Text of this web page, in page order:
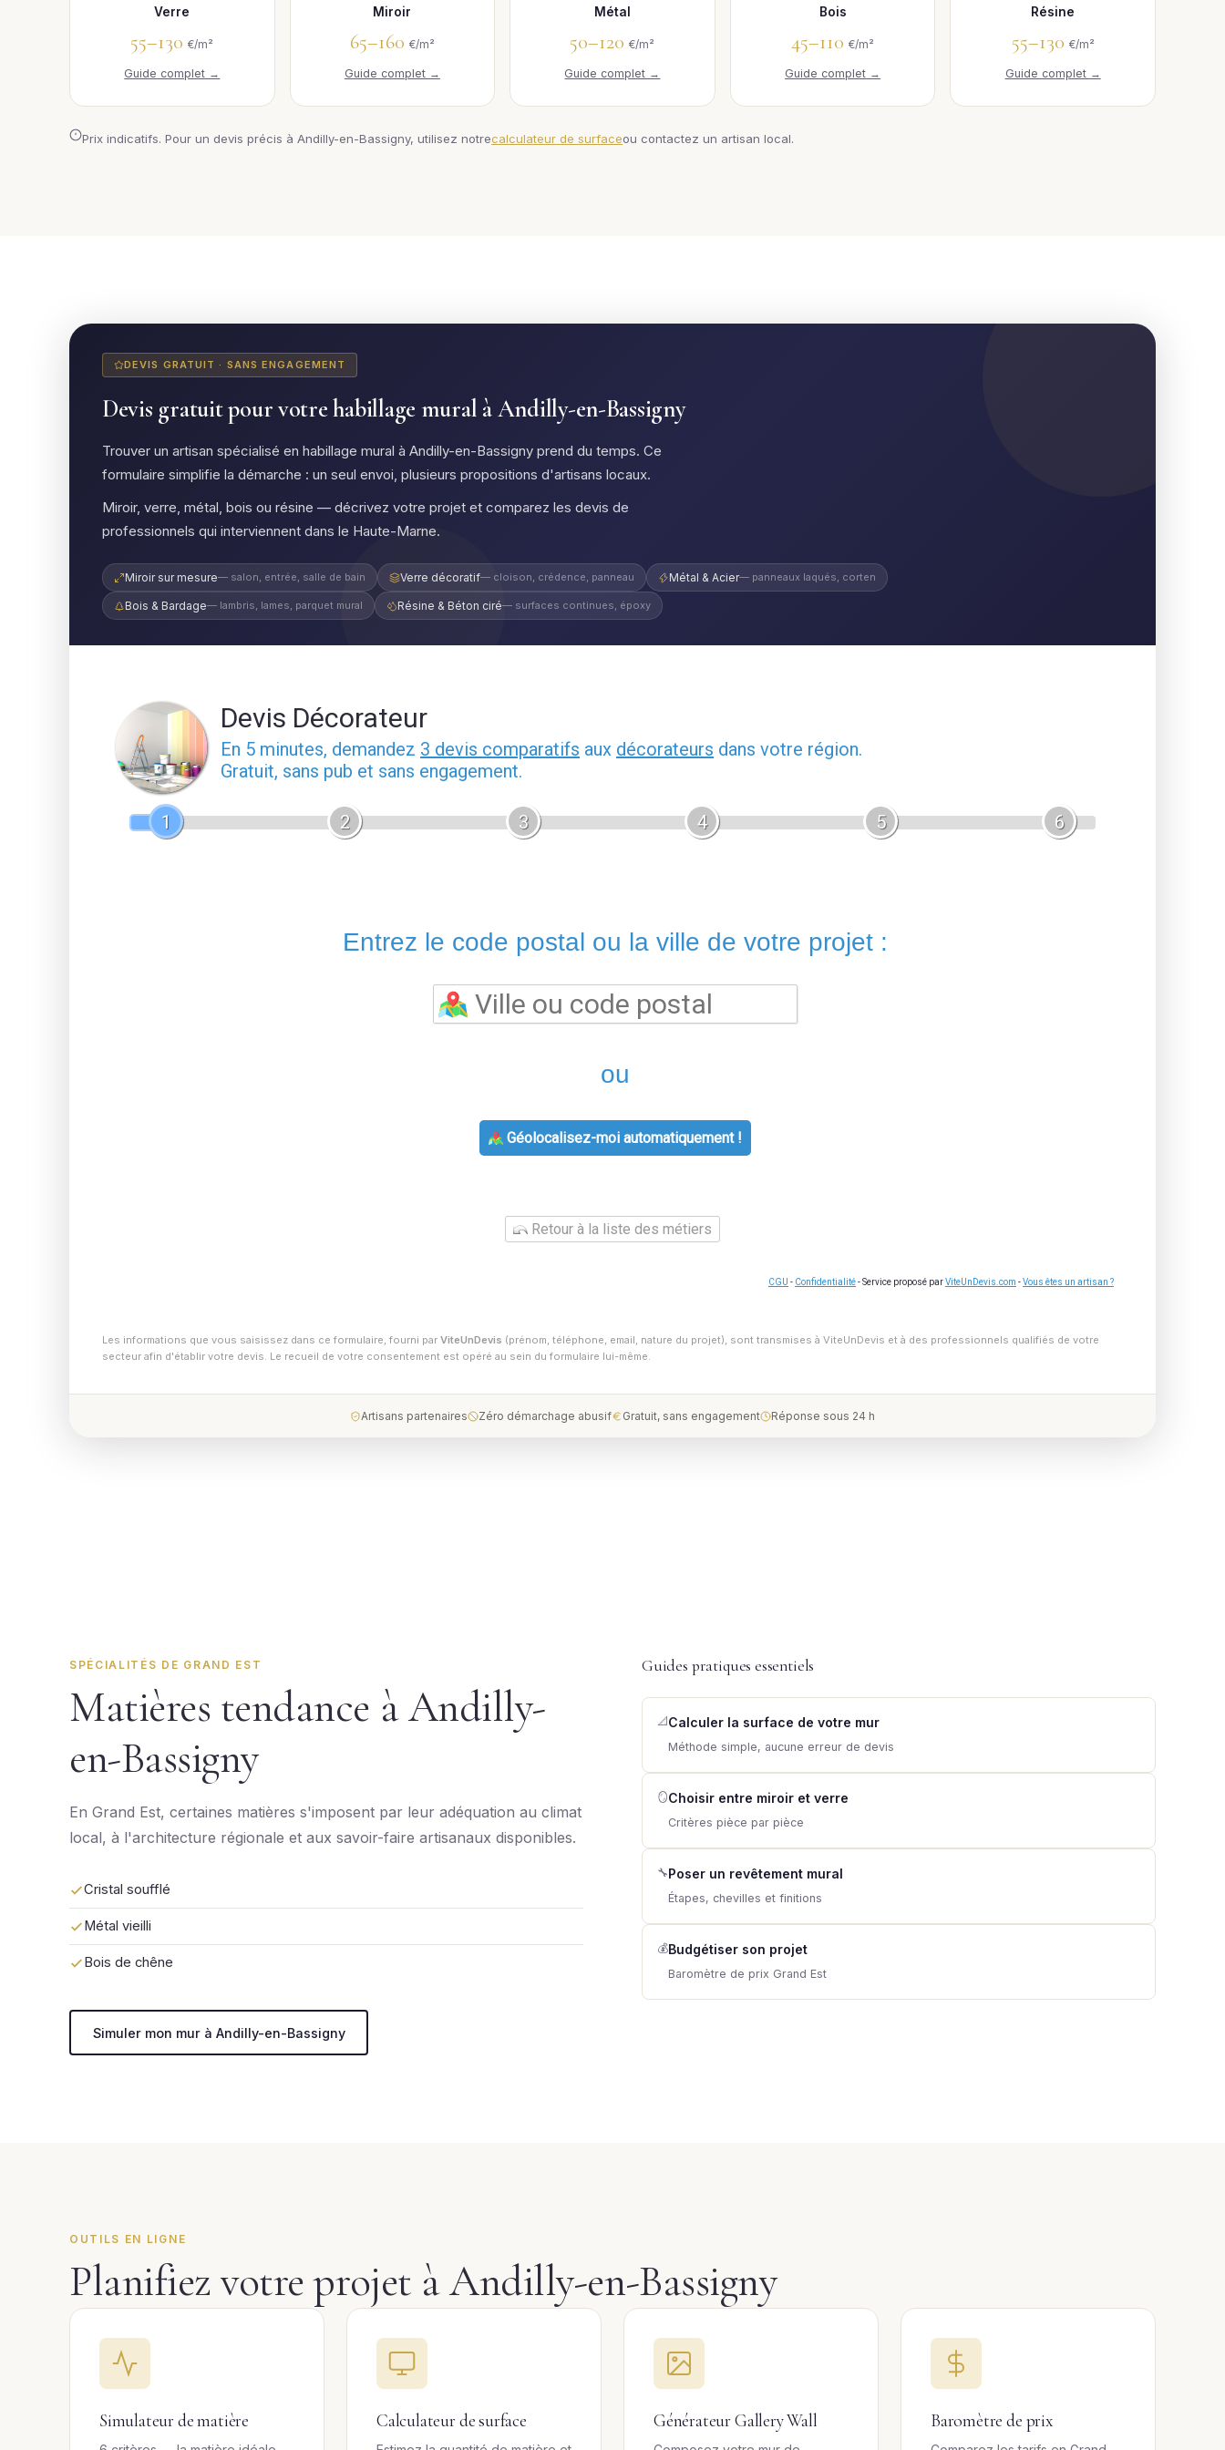
Verre
55–130€/m²
Guide complet →
Miroir
65–160 €/m²
Guide complet →
Métal
50–120€/m²
Guide complet →
Bois
45–110€/m²
Guide complet →
Résine
55–130 €/m²
Guide complet →
Prix indicatifs. Pour un devis précis à Andilly-en-Bassigny, utilisez notrecalculateur de surfaceou contactez un artisan local.
DEVIS GRATUIT · SANS ENGAGEMENT
Devis gratuit pour votre habillage mural à Andilly-en-Bassigny
Trouver un artisan spécialisé en habillage mural à Andilly-en-Bassigny prend du temps. Ce
formulaire simplifie la démarche : un seul envoi, plusieurs propositions d'artisans locaux.
Miroir, verre, métal, bois ou résine — décrivez votre projet et comparez les devis de
professionnels qui interviennent dans le Haute-Marne.
Miroir sur mesure— salon, entrée, salle de bain Verre décoratif— cloison, crédence, panneau Métal & Acier— panneaux laqués, corten
Bois & Bardage— lambris, lames, parquet mural Résine & Béton ciré— surfaces continues, époxy
Devis Décorateur
En 5 minutes, demandez 3 devis comparatifs aux décorateurs dans votre région.
Gratuit, sans pub et sans engagement.
1 2 3 4 5 6
Entrez le code postal ou la ville de votre projet :
ou
Géolocalisez-moi automatiquement !
Retour à la liste des métiers
CGU - Confidentialité- Service proposé parViteUnDevis.com -Vous êtes un artisan ?
Les informations que vous saisissez dans ce formulaire, fourni par ViteUnDevis (prénom, téléphone, email, nature du projet), sont transmises à ViteUnDevis et à des professionnels qualifiés de votre
secteur afin d'établir votre devis. Le recueil de votre consentement est opéré au sein du formulaire lui-même.
Artisans partenaires Zéro démarchage abusif Gratuit, sans engagement Réponse sous 24 h
SPÉCIALITÉS DE GRAND EST
Matières tendance à Andilly-
en-Bassigny
En Grand Est, certaines matières s'imposent par leur adéquation au climat
local, à l'architecture régionale et aux savoir-faire artisanaux disponibles.
Cristal soufflé
Métal vieilli
Bois de chêne
Simuler mon mur à Andilly-en-Bassigny
Guides pratiques essentiels
📐 Calculer la surface de votre mur
Méthode simple, aucune erreur de devis
🪞Choisir entre miroir et verre
Critères pièce par pièce
🔧Poser un revêtement mural
Étapes, chevilles et finitions
💰Budgétiser son projet
Baromètre de prix Grand Est
OUTILS EN LIGNE
Planifiez votre projet à Andilly-en-Bassigny
Simulateur de matière Calculateur de surface Générateur Gallery Wall Baromètre de prix